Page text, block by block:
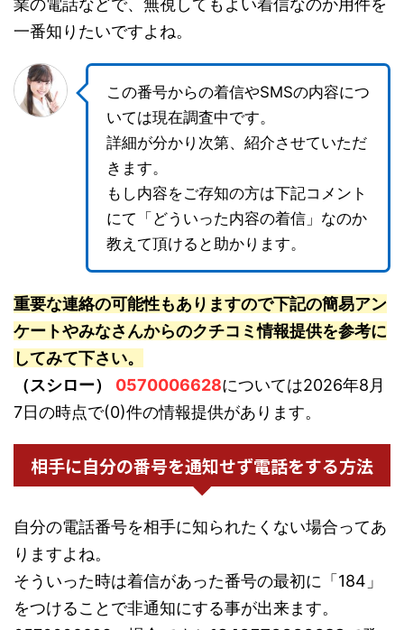
業の電話などで、無視してもよい着信なのか用件を
一番知りたいですよね。
この番号からの着信やSMSの内容につ
いては現在調査中です。
詳細が分かり次第、紹介させていただ
きます。
もし内容をご存知の方は下記コメント
にて「どういった内容の着信」なのか
教えて頂けると助かります。
重要な連絡の可能性もありますので下記の簡易アン
ケートやみなさんからのクチコミ情報提供を参考に
してみて下さい。
（スシロー）
0570006628については2026年8月
7日の時点で(0)件の情報提供があります。
相手に自分の番号を通知せず電話をする方法
自分の電話番号を相手に知られたくない場合ってあ
りますよね。
そういった時は着信があった番号の最初に「184」
をつけることで非通知にする事が出来ます。